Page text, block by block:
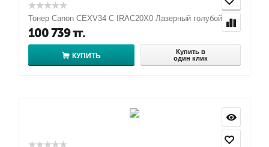
Тонер Canon CEXV34 C IRAC20X0 Лазерный голубой
100 739тг.
КУПИТЬ
Купить в
один клик